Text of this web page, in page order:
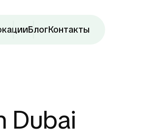
БлогКонтакты
Dubai